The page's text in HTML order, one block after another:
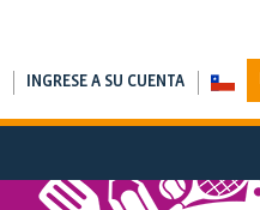
INGRESE A SU CUENTA